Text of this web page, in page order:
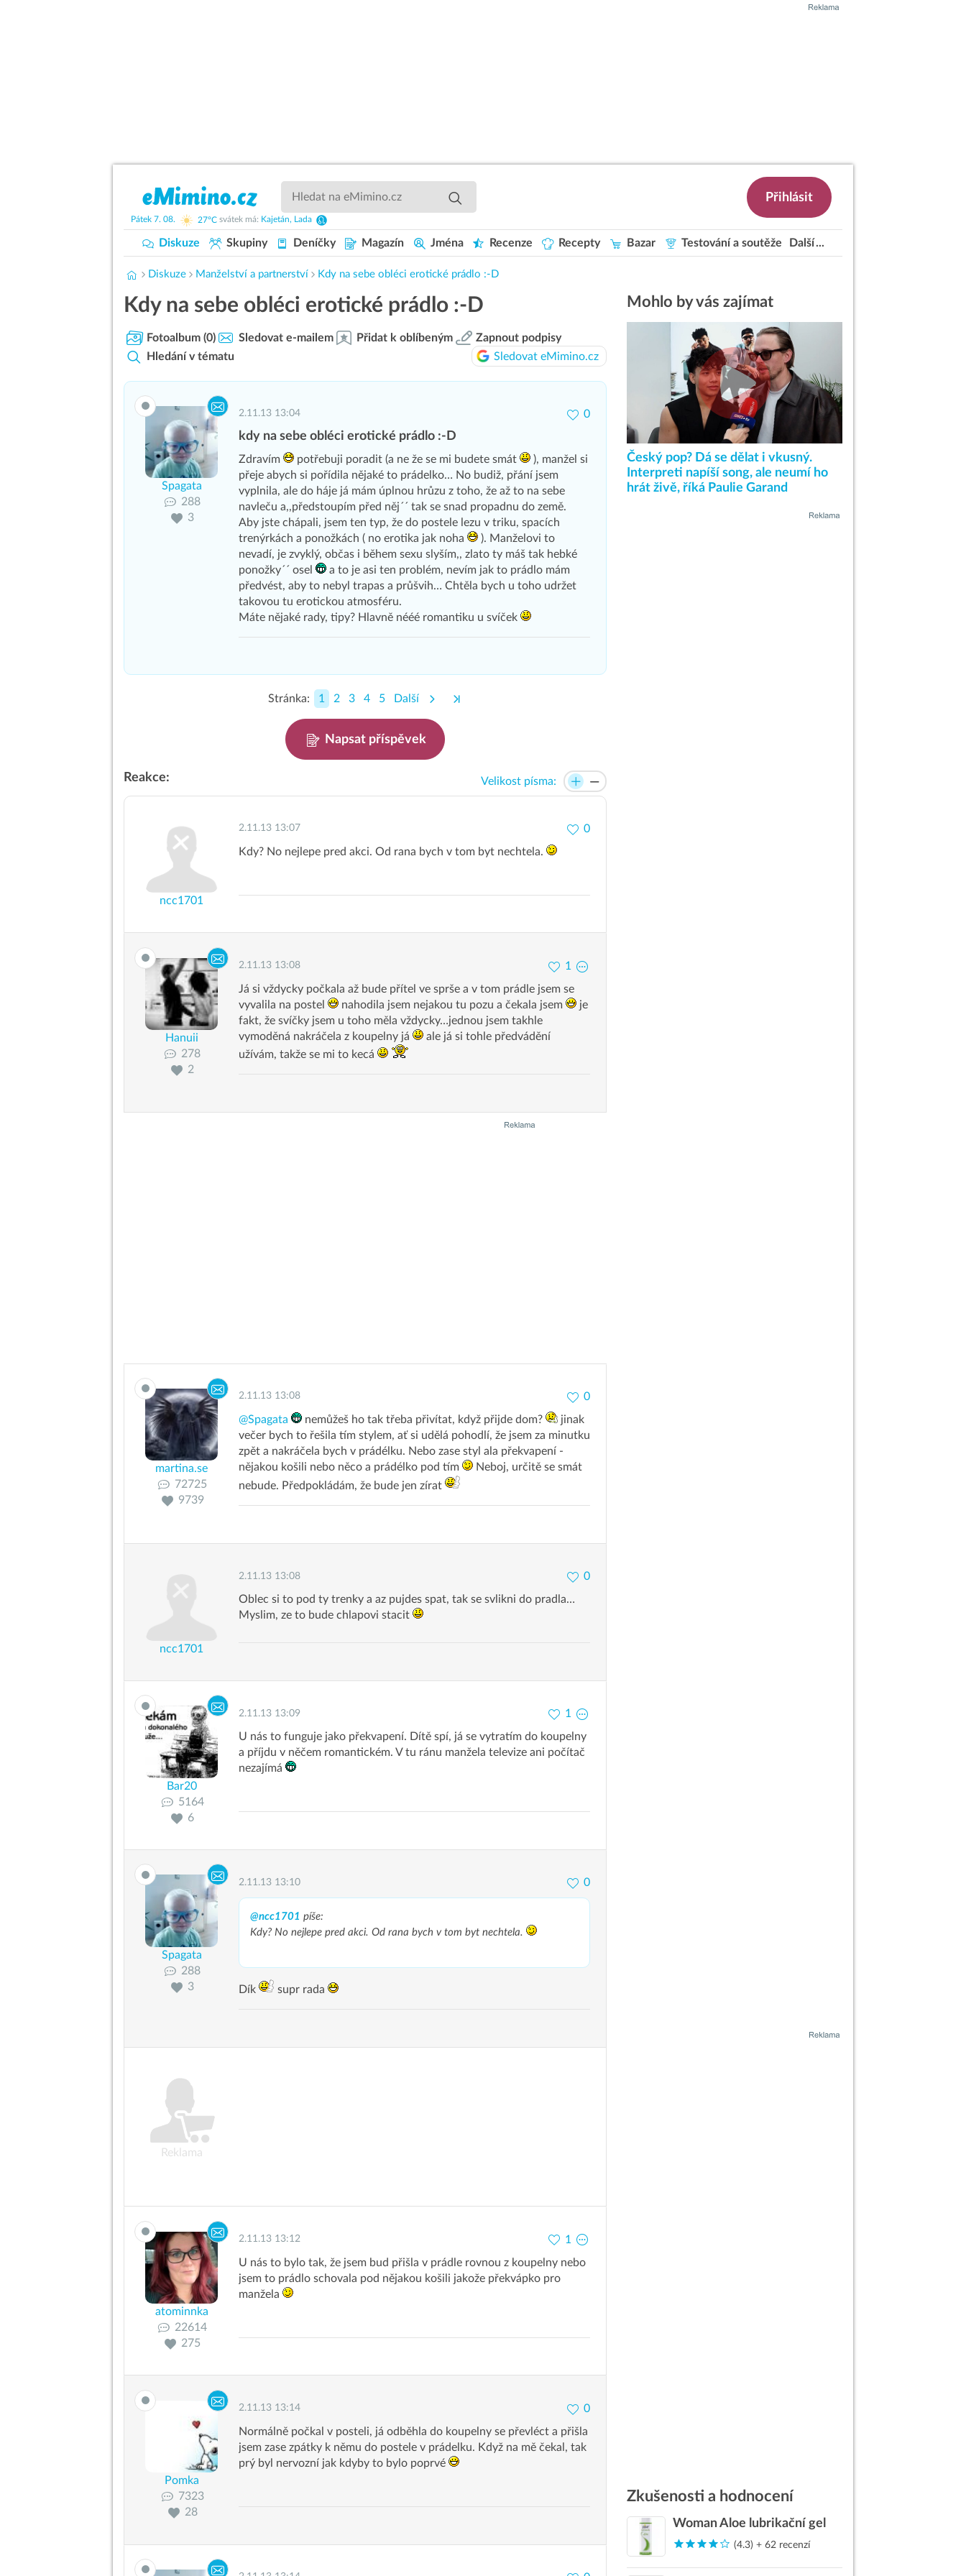
Přihlásit
Pátek 7. 08. 27°C svátek má: Kajetán, Lada
Diskuze Skupiny Deníčky Magazín Jména Recenze Recepty Bazar Testování a soutěže Další
Diskuze Manželství a partnerství Kdy na sebe obléci erotické prádlo :-D
Kdy na sebe obléci erotické prádlo :-D
Fotoalbum (0) Sledovat e-mailem Přidat k oblíbeným
Zapnout podpisy
Hledání v tématu
Sledovat eMimino.cz
Spagata
288
3
2.11.13 13:04 0
kdy na sebe obléci erotické prádlo :-D
Zdravím potřebuji poradit (a ne že se mi budete smát
), manžel si
přeje abych si pořídila nějaké to prádelko… No budiž, přání jsem
vyplnila, ale do háje já mám úplnou hrůzu z toho, že až to na sebe
navleču a,,předstoupím před něj´´ tak se snad propadnu do země.
Aby jste chápali, jsem ten typ, že do postele lezu v triku, spacích
trenýrkách a ponožkách ( no erotika jak noha
). Manželovi to
nevadí, je zvyklý, občas i během sexu slyším,, zlato ty máš tak hebké
ponožky´´ osel
a to je asi ten problém, nevím jak to prádlo mám
předvést, aby to nebyl trapas a průšvih… Chtěla bych u toho udržet
takovou tu erotickou atmosféru.
Máte nějaké rady, tipy? Hlavně nééé romantiku u svíček
Stránka: 1 2 3 4 5 Další
Napsat příspěvek
Reakce: Velikost písma:
ncc1701
2.11.13 13:07
0
Kdy? No nejlepe pred akci. Od rana bych v tom byt nechtela.
Hanuii
278
2
2.11.13 13:08
1
Já si vždycky počkala až bude přítel ve sprše a v tom prádle jsem se
vyvalila na postel
nahodila jsem nejakou tu pozu a čekala jsem
je
fakt, že svíčky jsem u toho měla vždycky…jednou jsem takhle
vymoděná nakráčela z koupelny já
ale já si tohle předvádění
užívám, takže se mi to kecá
martina.se
72725
9739
2.11.13 13:08
0
@Spagata
nemůžeš ho tak třeba přivítat, když přijde dom?
jinak
večer bych to řešila tím stylem, ať si udělá pohodlí, že jsem za minutku
zpět a nakráčela bych v prádélku. Nebo zase styl ala překvapení -
nějakou košili nebo něco a prádélko pod tím
Neboj, určitě se smát
nebude. Předpokládám, že bude jen zírat
ncc1701
2.11.13 13:08
0
Oblec si to pod ty trenky a az pujdes spat, tak se svlikni do pradla…
Myslim, ze to bude chlapovi stacit
Bar20
5164
6
2.11.13 13:09
1
U nás to funguje jako překvapení. Dítě spí, já se vytratím do koupelny
a příjdu v něčem romantickém. V tu ránu manžela televize ani počítač
nezajímá
Spagata
288
3
2.11.13 13:10 0
@ncc1701 píše:
Kdy? No nejlepe pred akci. Od rana bych v tom byt nechtela.
Dík supr rada
Reklama
atominnka
22614
275
2.11.13 13:12
1
U nás to bylo tak, že jsem bud přišla v prádle rovnou z koupelny nebo
jsem to prádlo schovala pod nějakou košili jakože překvápko pro
manžela
Pomka
7323
28
2.11.13 13:14
0
Normálně počkal v posteli, já odběhla do koupelny se převléct a přišla
jsem zase zpátky k němu do postele v prádelku. Když na mě čekal, tak
prý byl nervozní jak kdyby to bylo poprvé
Mohlo by vás zajímat
Český pop? Dá se dělat i vkusný.
Interpreti napíší song, ale neumí ho
hrát živě, říká Paulie Garand
Zkušenosti a hodnocení
Woman Aloe lubrikační gel
(4.3) + 62 recenzí